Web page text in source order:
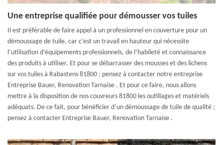
Une entreprise qualifiée pour démousser vos tuiles
Il est préférable de faire appel à un professionnel en couverture pour un
démoussage de tuile, car c’est un travail en hauteur qui nécessite
l’utilisation d’équipements professionnels, de l’habileté et connaissance
des produits à utiliser. Et pour se débarrasser des mousses et des lichens
sur vos tuiles à Rabastens 81800 ; pensez à contacter notre entreprise
Entreprise Bauer, Renovation Tarnaise . Et pour ce faire, nous allons
mettre à la disposition de nos couvreurs 81800 les outillages et matériels
adéquats. De ce fait, pour bénéficier d’un démoussage de tuile de qualité ;
pensez à contacter Entreprise Bauer, Renovation Tarnaise .